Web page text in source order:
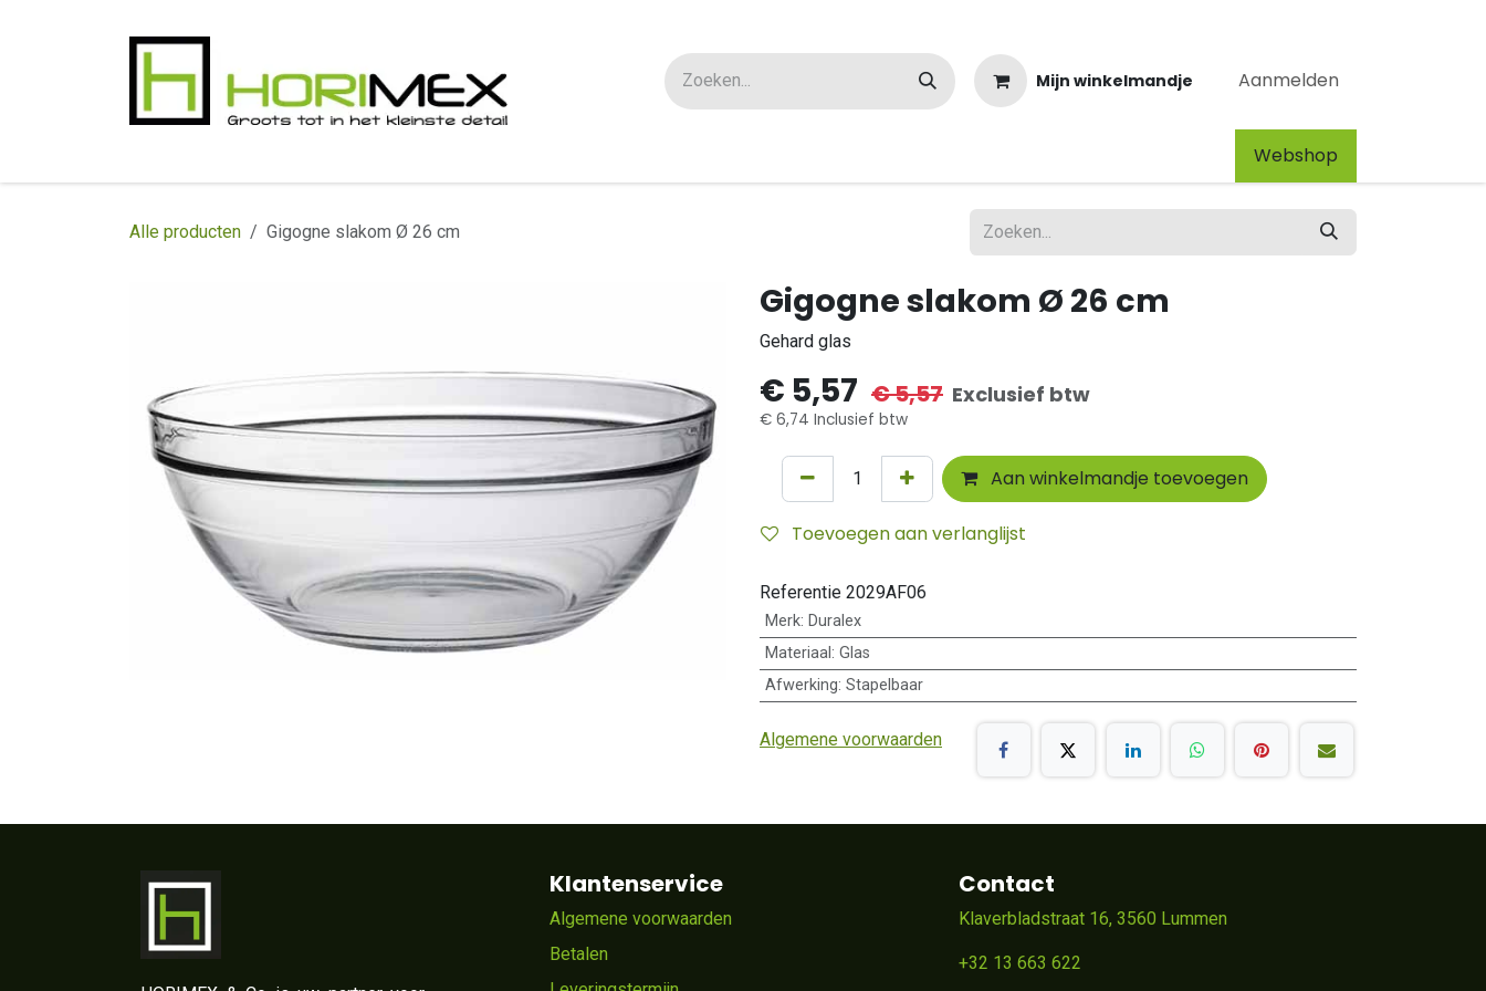
Mijn winkelmandje Aanmelden
Webshop​
Alle producten Gigogne slakom Ø 26 cm
Gigogne slakom Ø 26 cm
Gehard glas
€ 5,57 €5,57 Exclusief btw
€ 6,74 Inclusief btw
Aan winkelmandje toevoegen
Toevoegen aan verlanglijst
Referentie 2029AF06
Merk: Duralex
Materiaal : Glas
Afwerking: Stapelbaar
Algemene voorwaarden
Klantenservice
Algemene voorwaarden
Betalen
Contact
Klaverbladstraat 16, 3560 Lummen
+32 13 663 622